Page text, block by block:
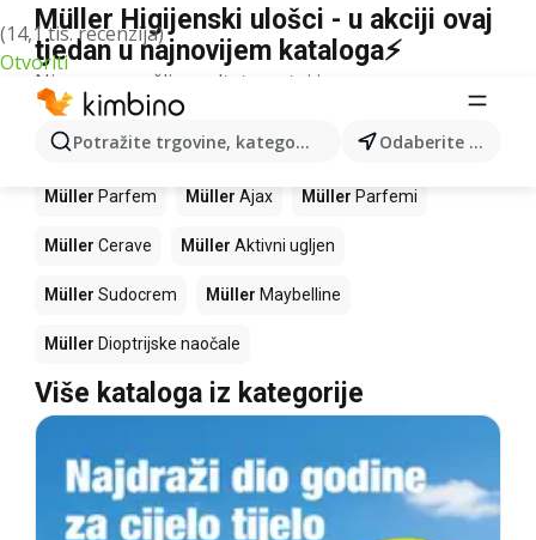
(14,1 tis. recenzija)
Otvoriti
Potražite trgovine, kategorije, proizvode... Odaberite grad
Müller Higijenski ulošci - u akciji ovaj
tjedan u najnovijem kataloga⚡
Nismo pronašli rezultate za taj izraz.
Slijedeći proizvodi u trgovinama
Müller
Müller Parfem Müller Ajax Müller Parfemi
Müller Cerave Müller Aktivni ugljen
Müller Sudocrem Müller Maybelline
Müller Dioptrijske naočale
Više kataloga iz kategorije